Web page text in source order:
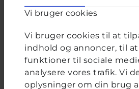
Vi bruger cookies
Vi bruger cookies til at
indhold og annoncer, til
funktioner til sociale
analysere vores trafik. Vi
oplysninger om din brug
Du kan stadig læse tidligere
Afstemning
Bruger du emojis?
Valgmuligheder
Ja. Jeg skriver ikke en besked uden.